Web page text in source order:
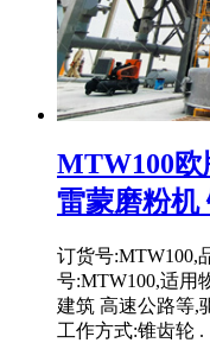
MTW100欧
雷蒙磨粉机
订货号:MTW100,
号:MTW100,适用
建筑 高速公路等,
工作方式:锥齿轮 .